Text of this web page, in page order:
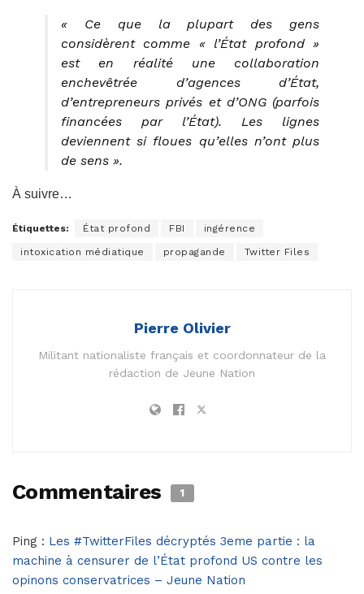
« Ce que la plupart des gens
considèrent comme « l’État profond »
est en réalité une collaboration
enchevêtrée d’agences d’État,
d’entrepreneurs privés et d’ONG (parfois
financées par l’État). Les lignes
deviennent si floues qu’elles n’ont plus
de sens ».
À suivre…
Étiquettes: État profond FBI ingérence
intoxication médiatique propagande Twitter Files
Pierre Olivier
Militant nationaliste français et coordonnateur de la
rédaction de Jeune Nation
Commentaires 1
Ping : Les #TwitterFiles décryptés 3eme partie : la
machine à censurer de l’État profond US contre les
opinons conservatrices – Jeune Nation